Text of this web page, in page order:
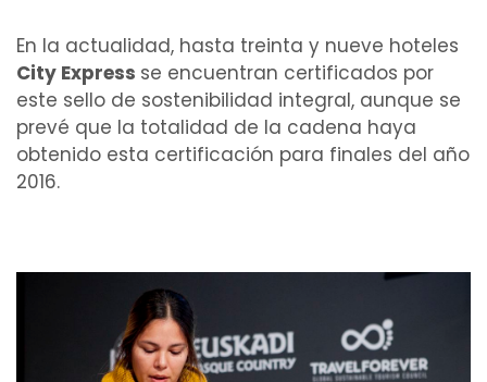
En la actualidad, hasta treinta y nueve hoteles
City Express se encuentran certificados por
este sello de sostenibilidad integral, aunque se
prevé que la totalidad de la cadena haya
obtenido esta certificación para finales del año
2016.